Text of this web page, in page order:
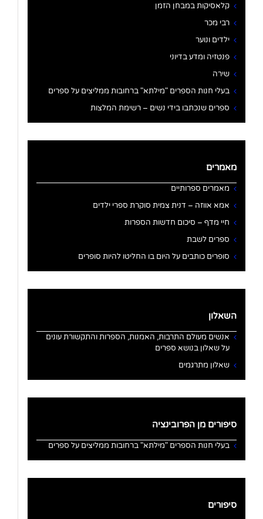
קלאסיקות במבחן הזמן
רבי מכר
ילדים ונוער
פנטזיה ומדע בדיוני
שירה
בעלי חנות הספרים "מילתא" ברחובות ממליצים על ספרים
ספרים שנכתבו בידי נשים – רשימת המלצות
מאמרים
מאמרים ספרותיים
אמא אווזה – דנית צמית סוקרת ספרי ילדים
חיי מדף – סיכום חדשות הספרות
ספרים לשבת
סופרים כותבים על היום בו החליטו להיות סופרים
השאלון
אנשים מעולם התרבות, האמנות, הספרות והתקשורת עונים
על שאלון בנושא ספרים
שאלון מתרגמים
סיפורים מן הפרובינציה
בעלי חנות הספרים "מילתא" ברחובות ממליצים על ספרים
סיפורים